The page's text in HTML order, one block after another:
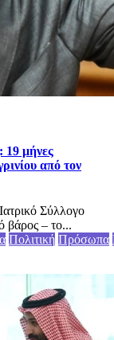
19 μήνες
από τον
Σύλλογο
βάρος – το...
Πολιτική Πρόσωπα